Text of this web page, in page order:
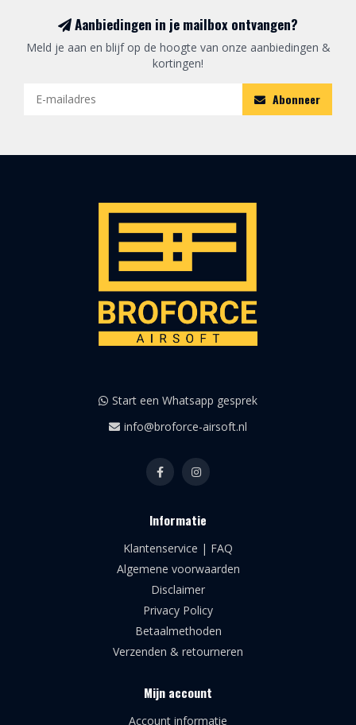
Aanbiedingen in je mailbox ontvangen?
Meld je aan en blijf op de hoogte van onze aanbiedingen &
kortingen!
Abonneer
Start een Whatsapp gesprek
info@broforce-airsoft.nl
Informatie
Klantenservice | FAQ
Algemene voorwaarden
Disclaimer
Privacy Policy
Betaalmethoden
Verzenden & retourneren
Mijn account
Account informatie